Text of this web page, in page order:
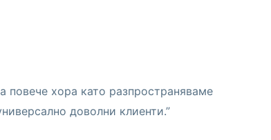
повече хора като разпространяваме
доволни клиенти.”